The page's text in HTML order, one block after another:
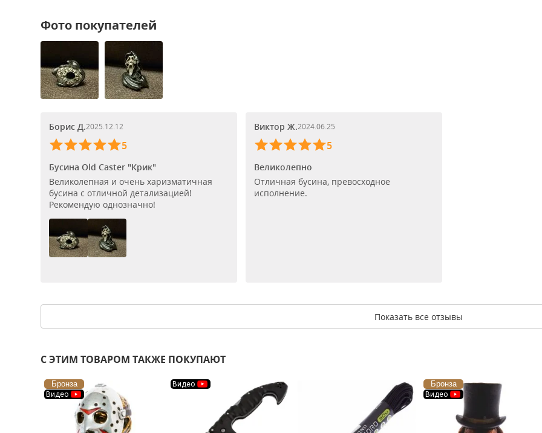
Фото покупателей
Борис Д.2025.12.12
5
Бусина Old Caster "Крик"
Великолепная и очень харизматичная
бусина с отличной детализацией!
Рекомендую однозначно!
Виктор Ж.2024.06.25
5
Великолепно
Отличная бусина, превосходное
исполнение.
Показать все отзывы
С ЭТИМ ТОВАРОМ ТАКЖЕ ПОКУПАЮТ
Бронза
Видео
Видео Бронза
Видео